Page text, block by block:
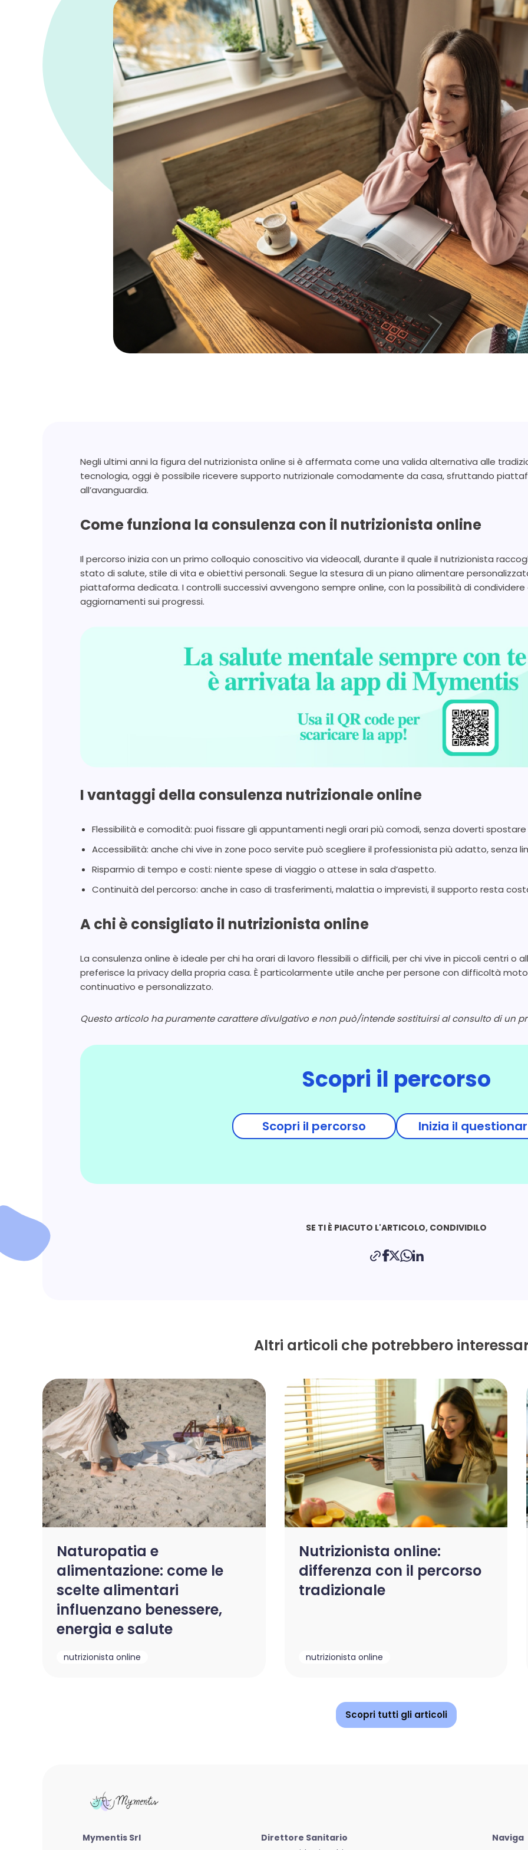
Negli ultimi anni la figura del nutrizionista online si è affermata come una valida alternativa alle
tecnologia, oggi è possibile ricevere supporto nutrizionale comodamente da casa, sfruttando
all’avanguardia.
Come funziona la consulenza con il nutrizionista online
Il percorso inizia con un primo colloquio conoscitivo via videocall, durante il quale il nutrizionista
stato di salute, stile di vita e obiettivi personali. Segue la stesura di un piano alimentare
piattaforma dedicata. I controlli successivi avvengono sempre online, con la possibilità di
aggiornamenti sui progressi.
I vantaggi della consulenza nutrizionale online
Flessibilità e comodità: puoi fissare gli appuntamenti negli orari più comodi, senza doverti spostare
Accessibilità: anche chi vive in zone poco servite può scegliere il professionista più adatto, senza
Risparmio di tempo e costi: niente spese di viaggio o attese in sala d’aspetto.
Continuità del percorso: anche in caso di trasferimenti, malattia o imprevisti, il supporto resta
A chi è consigliato il nutrizionista online
La consulenza online è ideale per chi ha orari di lavoro flessibili o difficili, per chi vive in piccoli centri o
preferisce la privacy della propria casa. È particolarmente utile anche per persone con difficoltà
continuativo e personalizzato.
Questo articolo ha puramente carattere divulgativo e non può/intende sostituirsi al consulto di un
Scopri il percorso
Scopri il percorso Inizia il
SE TI È PIACUTO L'ARTICOLO, CONDIVIDILO
Altri articoli che potrebbero
Naturopatia e
alimentazione: come le
scelte alimentari
influenzano benessere,
energia e salute
nutrizionista online
Nutrizionista online:
differenza con il percorso
tradizionale
nutrizionista online
Scopri tutti gli articoli
Mymentis Srl
Direttore Sanitario
Naviga